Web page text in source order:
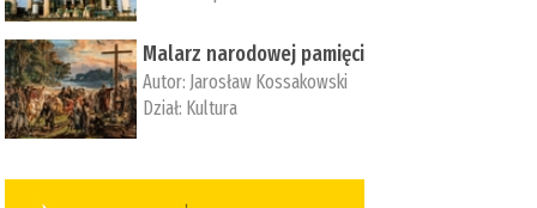
Malarz narodowej pamięci
Autor: Jarosław Kossakowski
Dział: Kultura